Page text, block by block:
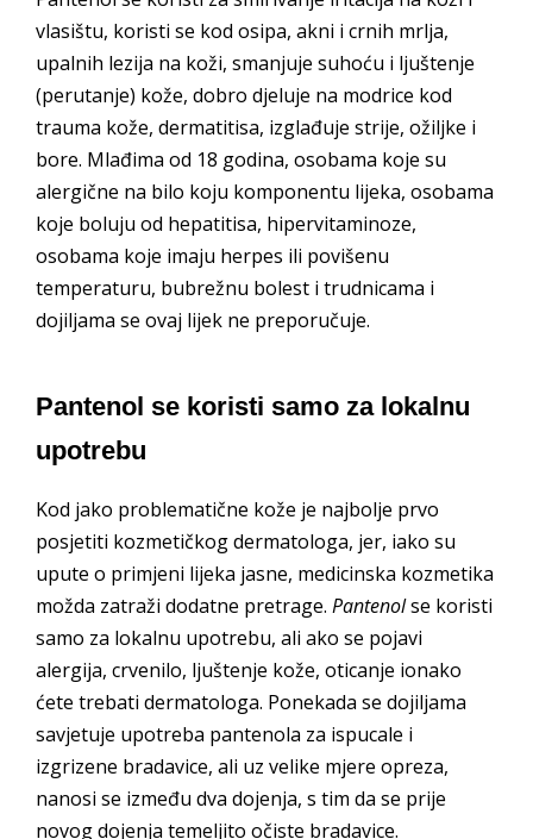
vlasištu, koristi se kod osipa, akni i crnih mrlja,
upalnih lezija na koži, smanjuje suhoću i ljuštenje
(perutanje) kože, dobro djeluje na modrice kod
trauma kože, dermatitisa, izglađuje strije, ožiljke i
bore. Mlađima od 18 godina, osobama koje su
alergične na bilo koju komponentu lijeka, osobama
koje boluju od hepatitisa, hipervitaminoze,
osobama koje imaju herpes ili povišenu
temperaturu, bubrežnu bolest i trudnicama i
dojiljama se ovaj lijek ne preporučuje.
Pantenol se koristi samo za lokalnu
upotrebu
Kod jako problematične kože je najbolje prvo
posjetiti kozmetičkog dermatologa, jer, iako su
upute o primjeni lijeka jasne, medicinska kozmetika
možda zatraži dodatne pretrage. Pantenolse koristi
samo za lokalnu upotrebu, ali ako se pojavi
alergija, crvenilo, ljuštenje kože, oticanje ionako
ćete trebati dermatologa. Ponekada se dojiljama
savjetuje upotreba pantenola za ispucale i
izgrizene bradavice, ali uz velike mjere opreza,
nanosi se između dva dojenja, s tim da se prije
novog dojenja temeljito očiste bradavice.